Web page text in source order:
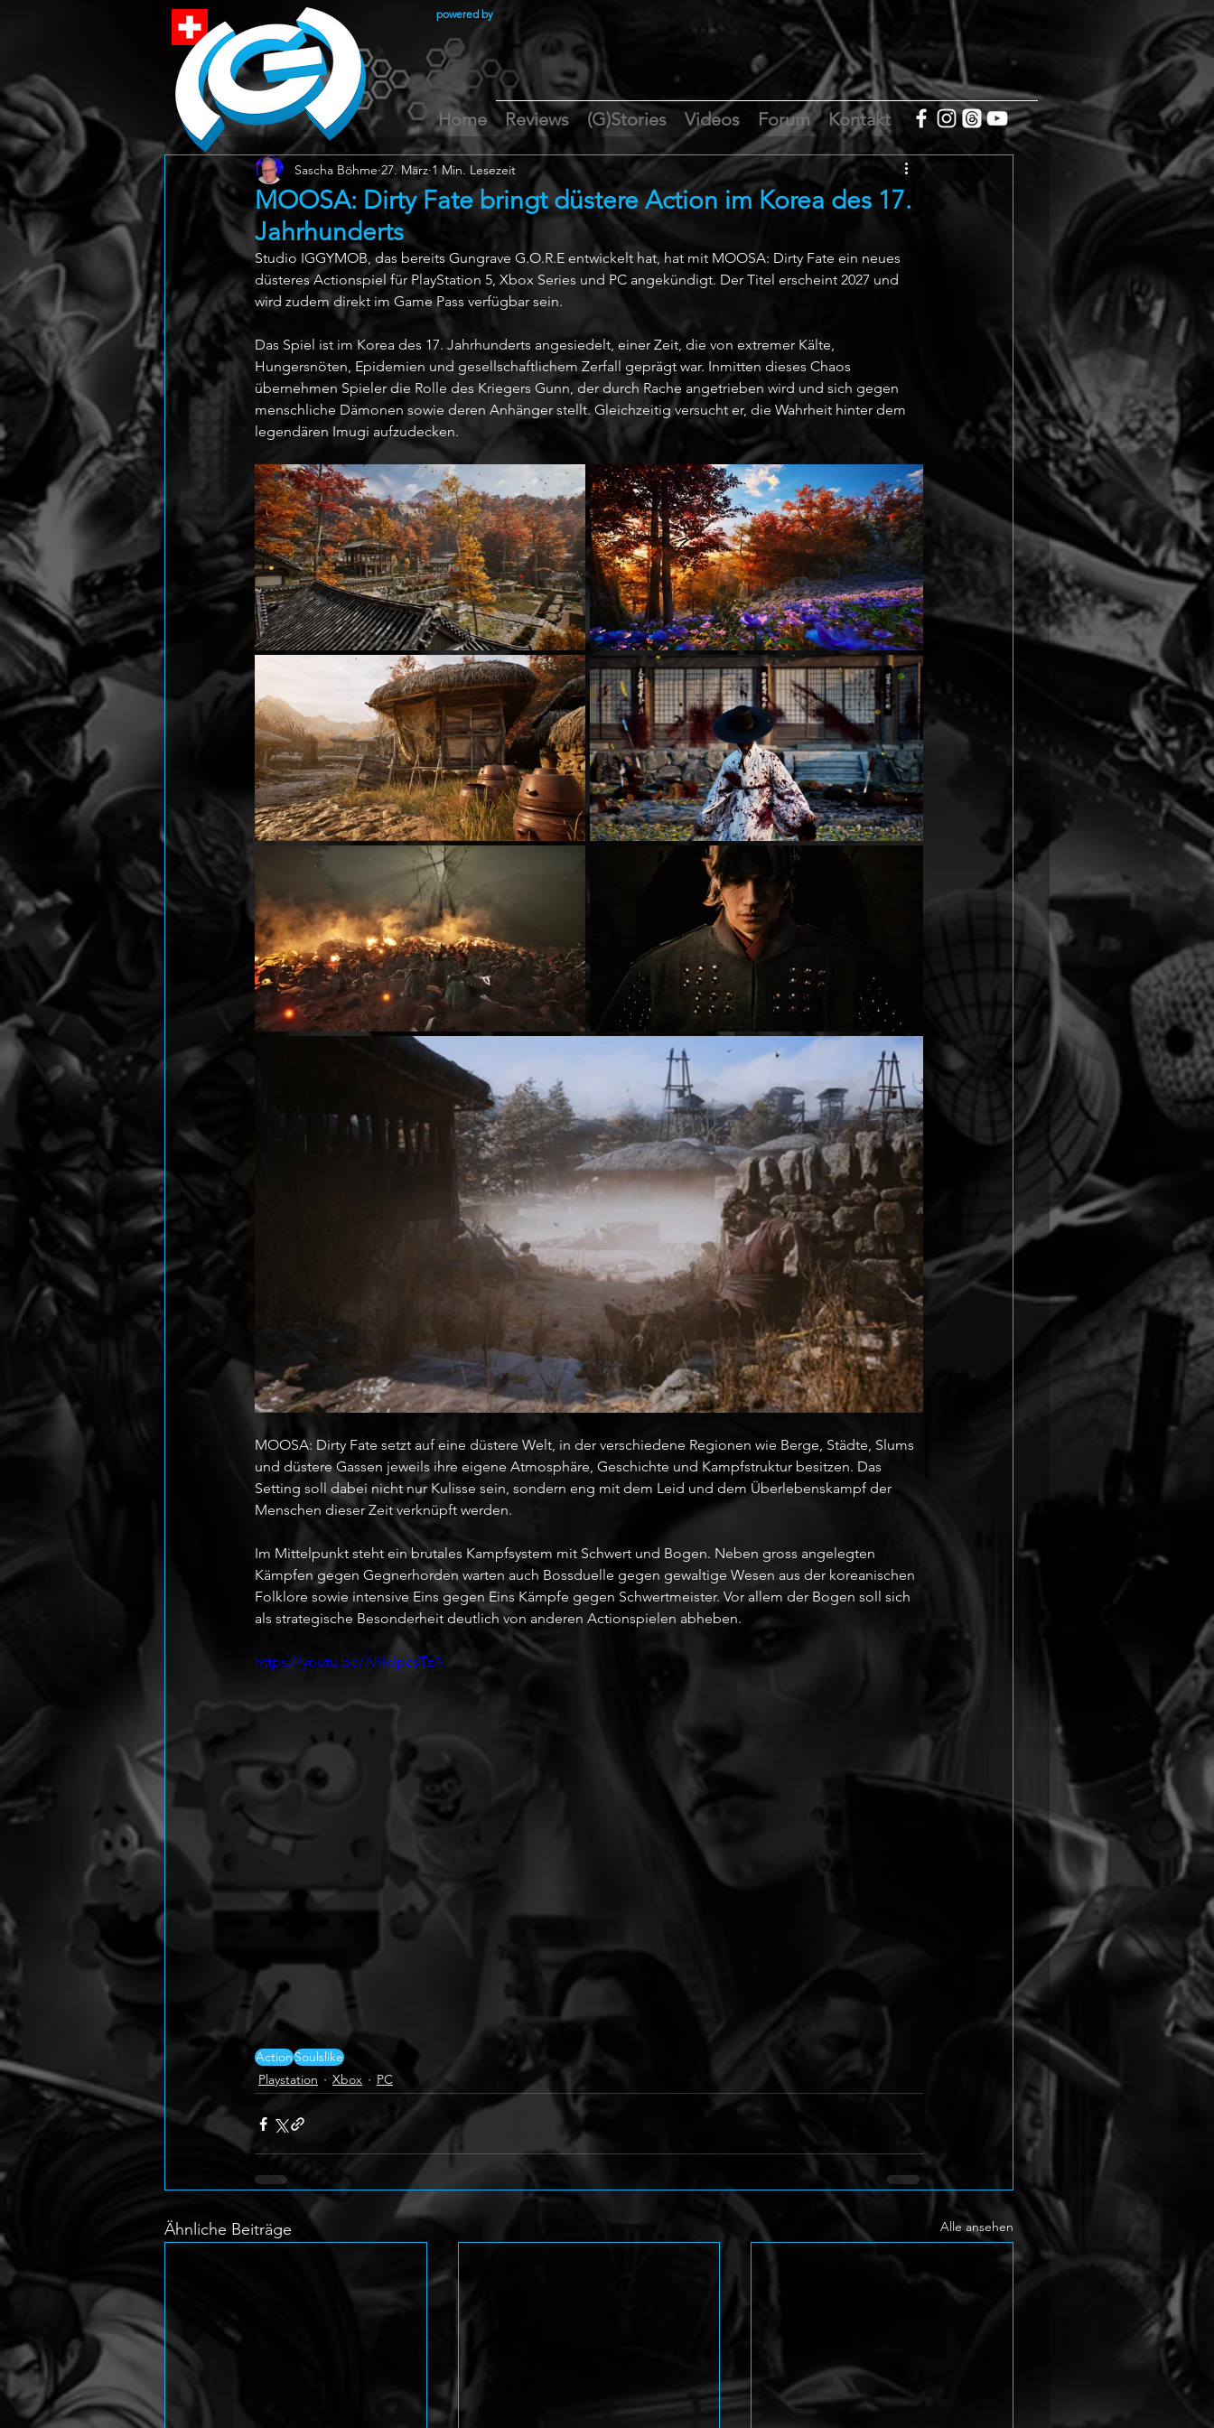
powered by
Home Reviews (G)Stories Videos Forum Kontakt
MOOSA: Dirty Fate bringt düstere Action im Korea des 17.
Jahrhunderts
Sascha Böhme 27. März 1 Min. Lesezeit
Studio IGGYMOB, das bereits Gungrave G.O.R.E entwickelt hat, hat mit MOOSA: Dirty Fate ein neues
düsteres Actionspiel für PlayStation 5, Xbox Series und PC angekündigt. Der Titel erscheint 2027 und
wird zudem direkt im Game Pass verfügbar sein.
Das Spiel ist im Korea des 17. Jahrhunderts angesiedelt, einer Zeit, die von extremer Kälte,
Hungersnöten, Epidemien und gesellschaftlichem Zerfall geprägt war. Inmitten dieses Chaos
übernehmen Spieler die Rolle des Kriegers Gunn, der durch Rache angetrieben wird und sich gegen
menschliche Dämonen sowie deren Anhänger stellt. Gleichzeitig versucht er, die Wahrheit hinter dem
legendären Imugi aufzudecken.
MOOSA: Dirty Fate setzt auf eine düstere Welt, in der verschiedene Regionen wie Berge, Städte, Slums
und düstere Gassen jeweils ihre eigene Atmosphäre, Geschichte und Kampfstruktur besitzen. Das
Setting soll dabei nicht nur Kulisse sein, sondern eng mit dem Leid und dem Überlebenskampf der
Menschen dieser Zeit verknüpft werden.
Im Mittelpunkt steht ein brutales Kampfsystem mit Schwert und Bogen. Neben gross angelegten
Kämpfen gegen Gegnerhorden warten auch Bossduelle gegen gewaltige Wesen aus der koreanischen
Folklore sowie intensive Eins gegen Eins Kämpfe gegen Schwertmeister. Vor allem der Bogen soll sich
als strategische Besonderheit deutlich von anderen Actionspielen abheben.
https://youtu.be/AhlclpcsTzA
ActionSoulslike
Playstation
Xbox PC
Ähnliche Beiträge Alle ansehen